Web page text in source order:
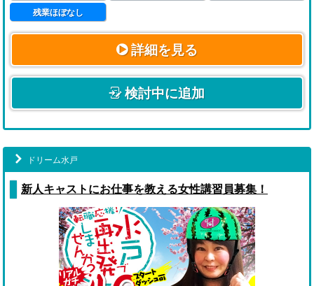
https://youtu.be/2nOFBBpwR7Y
何のために、誰のために風俗業界で働いているのか？
今後の方針や業界への想いを動画にまとめました。
【ハピネスグループの想い】
残業ほぼなし
詳細を見る
検討中に追加
ドリーム水戸
新人キャストにお仕事を教える女性講習員募集！